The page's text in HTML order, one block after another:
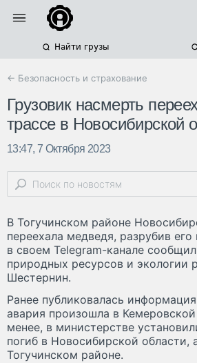
Найти грузы
← Безопасность и страхование
Грузовик насмерть
трассе в Новосибирской
13:47, 7 Октября 2023
В Тогучинском районе
переехала медведя, разрубив
в своем Telegram-канале
природных ресурсов и экологии
Шестернин.
Ранее публиковалась
авария произошла в
менее, в министерстве
погиб в Новосибирской области,
Тогучинском районе.